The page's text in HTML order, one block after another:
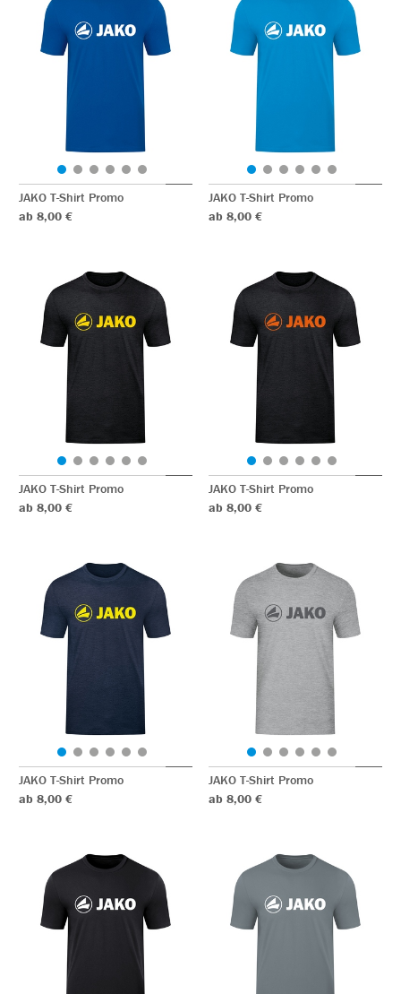
JAKO T-Shirt Promo
ab 8,00 €
JAKO T-Shirt Promo
ab 8,00 €
JAKO T-Shirt Promo
ab 8,00 €
JAKO T-Shirt Promo
ab 8,00 €
JAKO T-Shirt Promo
ab 8,00 €
JAKO T-Shirt Promo
ab 8,00 €